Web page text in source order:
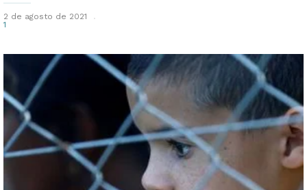
2 de agosto de 2021
1